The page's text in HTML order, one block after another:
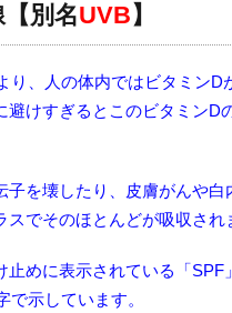
別名UVB】
り、人の体内ではビタミンD
避けすぎるとこのビタミンD
子を壊したり、皮膚がんや白
でそのほとんどが吸収され
止めに表示されている「SPF
で示しています。